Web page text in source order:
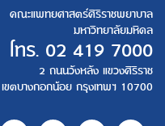
คณะแพทยศาสตร์ศิริราชพยาบาล
มหาวิทยาลัยมหิดล
โทร. 02 419 7000
2 ถนนวังหลัง แขวงศิริราช
เขตบางกอกน้อย กรุงเทพฯ 10700